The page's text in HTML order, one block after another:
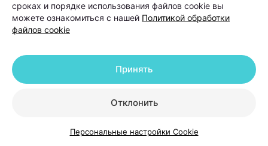
произошло, тогда можно рассматривать пересадку
волос как следующий этап», —объясняет Ольга
При этом важно понимать: пересадка
не устраняет причину
помогает восстановить густоту волос
сроках и порядке использования файлов cookie вы
можете ознакомиться с нашей Политикой обработки
файлов cookie
Отклонить
Принять
Персональные настройки Cookie